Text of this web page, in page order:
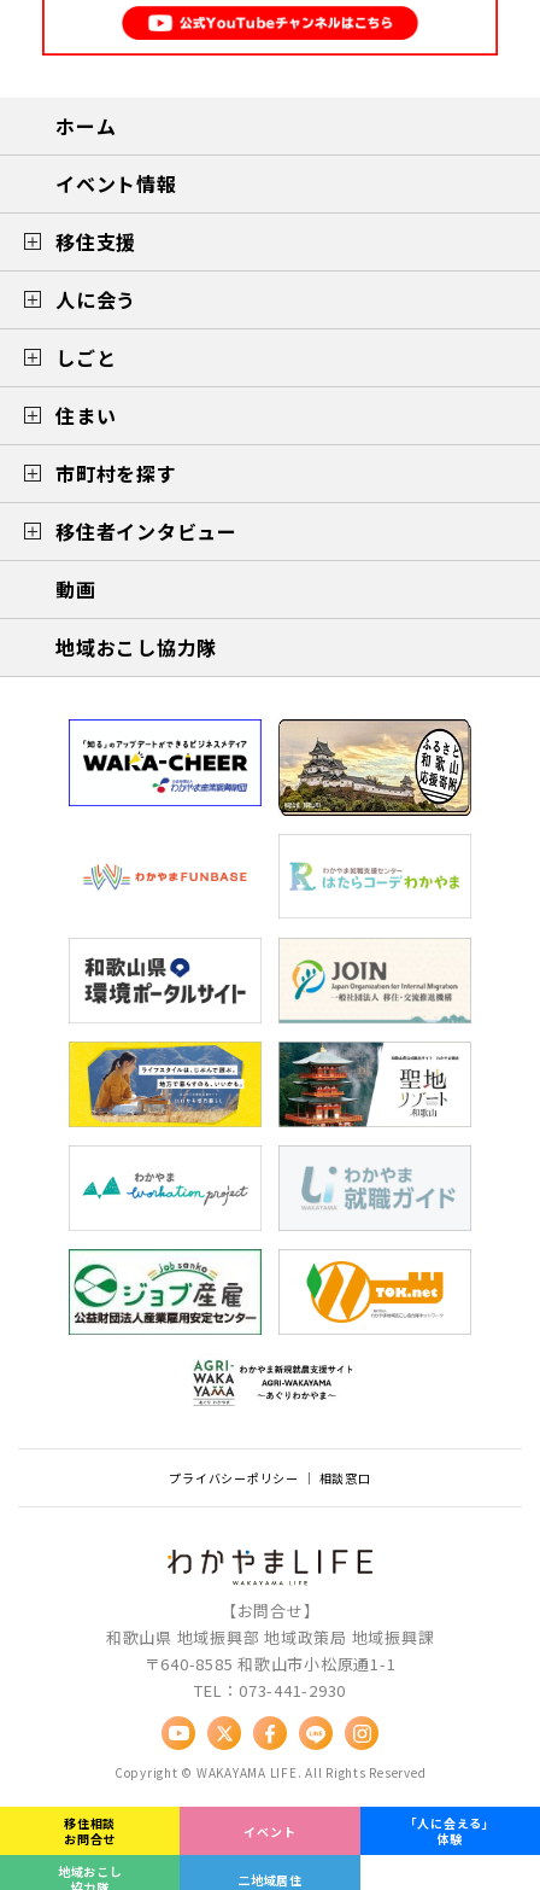
移住相談
お問合せ
イベント
「人に会える」
体験
地域おこし
二地域居住
ホーム
イベント情報
移住支援
人に会う
しごと
住まい
市町村を探す
移住者インタビュー
動画
地域おこし協力隊
プライバシーポリシー 相談窓口
【お問合せ】
和歌山県 地域振興部 地域政策局 地域振興課
〒640-8585 和歌山市小松原通1-1
TEL：073-441-2930
Copyright © WAKAYAMA LIFE. All Rights Reserved